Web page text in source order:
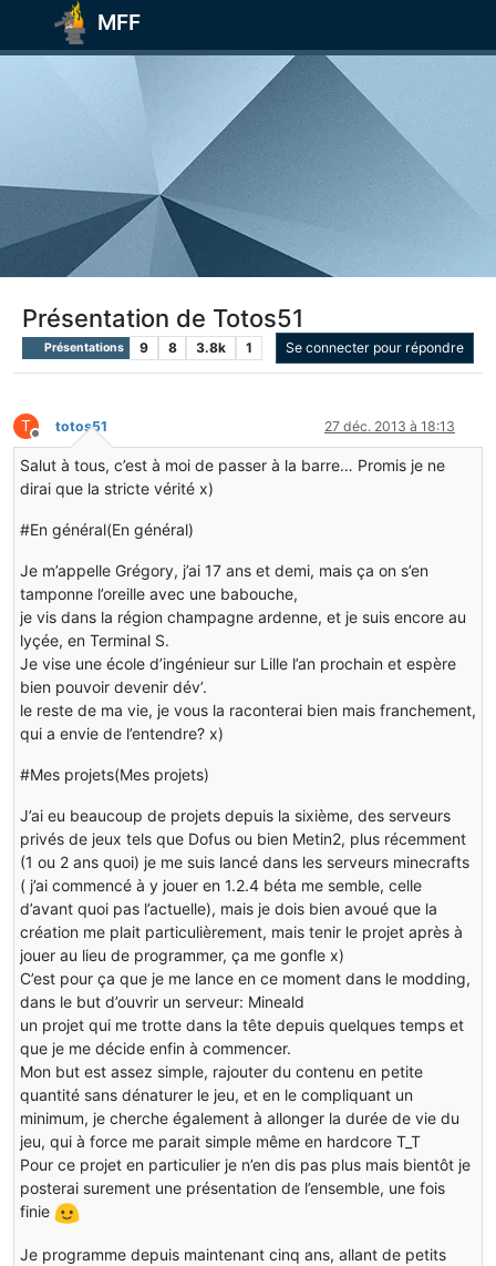
MFF
Présentation de Totos51
Présentations 9 8 3.8k 1 Se connecter pour répondre
T
Hors-ligne
totos51 27 déc. 2013 à 18:13
Salut à tous, c’est à moi de passer à la barre… Promis je ne
dirai que la stricte vérité x)
#En général(En général)
Je m’appelle Grégory, j’ai 17 ans et demi, mais ça on s’en
tamponne l’oreille avec une babouche,
je vis dans la région champagne ardenne, et je suis encore au
lyçée, en Terminal S.
Je vise une école d’ingénieur sur Lille l’an prochain et espère
bien pouvoir devenir dév’.
le reste de ma vie, je vous la raconterai bien mais franchement,
qui a envie de l’entendre? x)
#Mes projets(Mes projets)
J’ai eu beaucoup de projets depuis la sixième, des serveurs
privés de jeux tels que Dofus ou bien Metin2, plus récemment
(1 ou 2 ans quoi) je me suis lancé dans les serveurs minecrafts
( j’ai commencé à y jouer en 1.2.4 béta me semble, celle
d’avant quoi pas l’actuelle), mais je dois bien avoué que la
création me plait particulièrement, mais tenir le projet après à
jouer au lieu de programmer, ça me gonfle x)
C’est pour ça que je me lance en ce moment dans le modding,
dans le but d’ouvrir un serveur: Mineald
un projet qui me trotte dans la tête depuis quelques temps et
que je me décide enfin à commencer.
Mon but est assez simple, rajouter du contenu en petite
quantité sans dénaturer le jeu, et en le compliquant un
minimum, je cherche également à allonger la durée de vie du
jeu, qui à force me parait simple même en hardcore T_T
Pour ce projet en particulier je n’en dis pas plus mais bientôt je
posterai surement une présentation de l’ensemble, une fois
finie
Je programme depuis maintenant cinq ans, allant de petits